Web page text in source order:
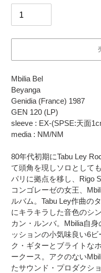
価
格
込
送
手
続
き
時
に
れ
ま
す
コ
ン
デ
ィ
シ
ョ
ン
表
カ
ー
ト
に
品
を
加
す
る
Mbilia Bel
Beyanga
Genidia (France) 1987
GEN 120 (LP)
sleeve : EX-(SPSE:天面
media : NM/NM
80年代初期にTabu Ley
て頭角を現しソロとして
パリに拠点を移し、Rigo
コンゴレーゼの女王、
ルバム。Tabu Ley作曲の
にキラキラした音色のシ
カン・ルンバ。Mbilia自
ッションの小気味良い6
ク・ギターとブライトな
ークース。アクのない
たサウンド・プロダクシ